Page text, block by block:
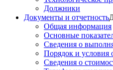
Должники
Документы и отчетность
Общая информация
Основные
Сведения о
Порядок и условия
Сведения о